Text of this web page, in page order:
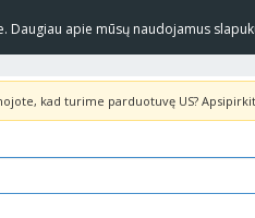
Daugiau apie mūsų naudojamus
kad turime parduotuvę US?